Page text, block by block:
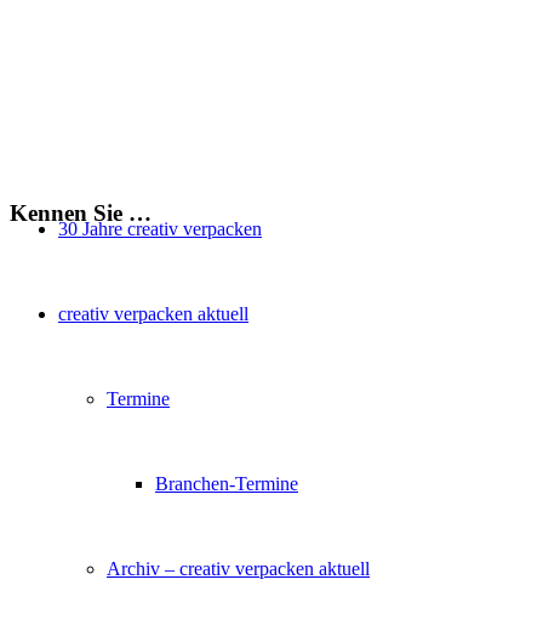
30 Jahre creativ verpacken
creativ verpacken aktuell
Termine
Branchen-Termine
Archiv – creativ verpacken aktuell
Kennen Sie …